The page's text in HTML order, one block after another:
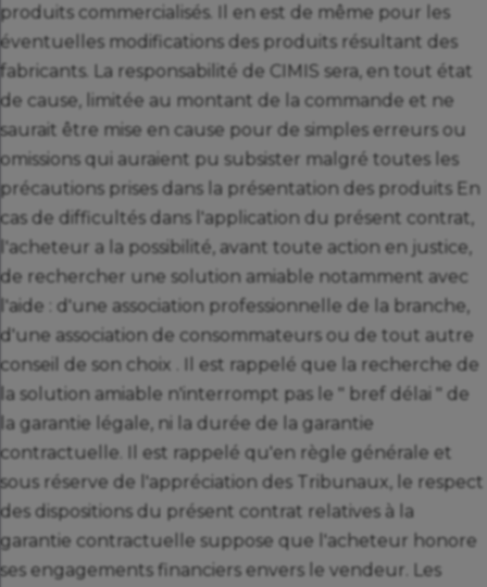
produits commercialisés. Il en est de même pour les
éventuelles modifications des produits résultant des
fabricants. La responsabilité de CIMIS sera, en tout état
de cause, limitée au montant de la commande et ne
saurait être mise en cause pour de simples erreurs ou
omissions qui auraient pu subsister malgré toutes les
précautions prises dans la présentation des produits En
cas de difficultés dans l'application du présent contrat,
l'acheteur a la possibilité, avant toute action en justice,
de rechercher une solution amiable notamment avec
l'aide : d'une association professionnelle de la branche,
d'une association de consommateurs ou de tout autre
conseil de son choix . Il est rappelé que la recherche de
la solution amiable n'interrompt pas le " bref délai " de
la garantie légale, ni la durée de la garantie
contractuelle. Il est rappelé qu'en règle générale et
sous réserve de l'appréciation des Tribunaux, le respect
des dispositions du présent contrat relatives à la
garantie contractuelle suppose que l'acheteur honore
ses engagements financiers envers le vendeur. Les